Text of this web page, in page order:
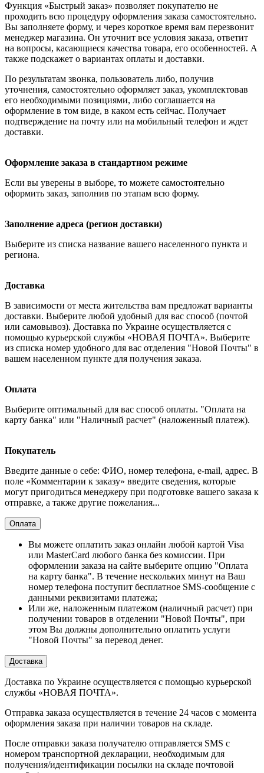
Функция «Быстрый заказ» позволяет покупателю не
проходить всю процедуру оформления заказа самостоятельно.
Вы заполняете форму, и через короткое время вам перезвонит
менеджер магазина. Он уточнит все условия заказа, ответит
на вопросы, касающиеся качества товара, его особенностей. А
также подскажет о вариантах оплаты и доставки.
По результатам звонка, пользователь либо, получив
уточнения, самостоятельно оформляет заказ, укомплектовав
его необходимыми позициями, либо соглашается на
оформление в том виде, в каком есть сейчас. Получает
подтверждение на почту или на мобильный телефон и ждет
доставки.
Оформление заказа в стандартном режиме
Если вы уверены в выборе, то можете самостоятельно
оформить заказ, заполнив по этапам всю форму.
Заполнение адреса (регион доставки)
Выберите из списка название вашего населенного пункта и
региона.
Доставка
В зависимости от места жительства вам предложат варианты
доставки. Выберите любой удобный для вас способ (почтой
или самовывоз). Доставка по Украине осуществляется с
помощью курьерской службы «НОВАЯ ПОЧТА». Выберите
из списка номер удобного для вас отделения "Новой Почты" в
вашем населенном пункте для получения заказа.
Оплата
Выберите оптимальный для вас способ оплаты. "Оплата на
карту банка" или "Наличный расчет" (наложенный платеж).
Покупатель
Введите данные о себе: ФИО, номер телефона, e-mail, адрес. В
поле «Комментарии к заказу» введите сведения, которые
могут пригодиться менеджеру при подготовке вашего заказа к
отправке, а также другие пожелания...
Оплата
Вы можете оплатить заказ онлайн любой картой Visa
или MasterCard любого банка без комиссии. При
оформлении заказа на сайте выберите опцию "Оплата
на карту банка". В течение нескольких минут на Ваш
номер телефона поступит бесплатное SMS-сообщение с
данными реквизитами платежа;
Или же, наложенным платежом (наличный расчет) при
получении товаров в отделении "Новой Почты", при
этом Вы должны дополнительно оплатить услуги
"Новой Почты" за перевод денег.
Доставка
Доставка по Украине осуществляется с помощью курьерской
службы «НОВАЯ ПОЧТА».
Отправка заказа осуществляется в течение 24 часов с момента
оформления заказа при наличии товаров на складе.
После отправки заказа получателю отправляется SMS с
номером транспортной декларации, необходимым для
получения/идентификации посылки на складе почтовой